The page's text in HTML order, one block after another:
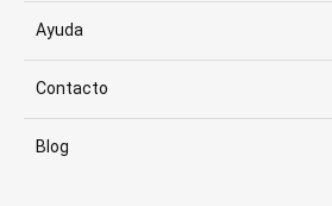
Ayuda
Contacto
Blog